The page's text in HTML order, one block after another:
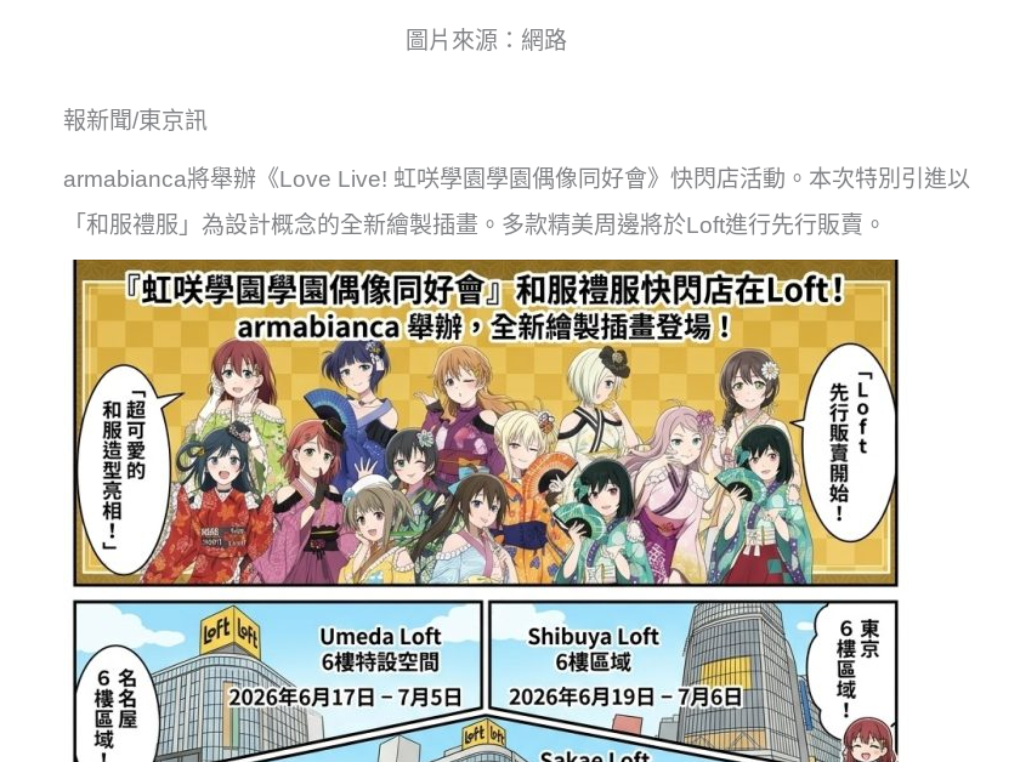
圖片來源：網路
報新聞/東京訊
armabianca將舉辦《Love Live! 虹咲學園學園偶像同好會》快閃店活動。本次特別引進以
「和服禮服」為設計概念的全新繪製插畫。多款精美周邊將於Loft進行先行販賣。